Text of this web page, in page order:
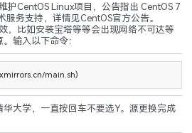
原生IP
立即购买
护CentOS Linux项目，公告指出 CentOS 7
服务支持，详情见CentOS官方公告。
，比如安装宝塔等等会出现网络不可达等
输入以下命令：
main.sh)
大学，一直按回车不要选Y。源更换完成